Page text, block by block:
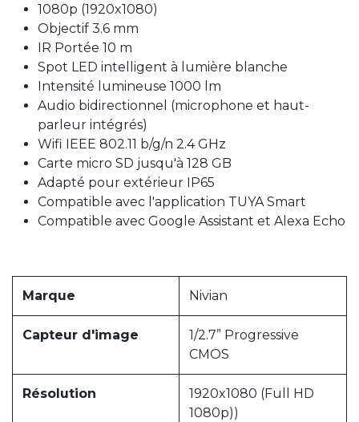
1080p (1920x1080)
Objectif 3.6 mm
IR Portée 10 m
Spot LED intelligent à lumière blanche
Intensité lumineuse 1000 lm
Audio bidirectionnel (microphone et haut-
parleur intégrés)
Wifi IEEE 802.11 b/g/n 2.4 GHz
Carte micro SD jusqu'à 128 GB
Adapté pour extérieur IP65
Compatible avec l'application TUYA Smart
Compatible avec Google Assistant et Alexa Echo
Marque Nivian
Capteur d'image
1/2.7” Progressive
CMOS
Résolution
1920x1080 (Full HD
1080p))